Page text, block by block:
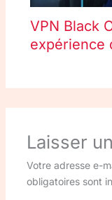
VPN Black
expérience
Laisser
Votre adresse e-
obligatoires sont